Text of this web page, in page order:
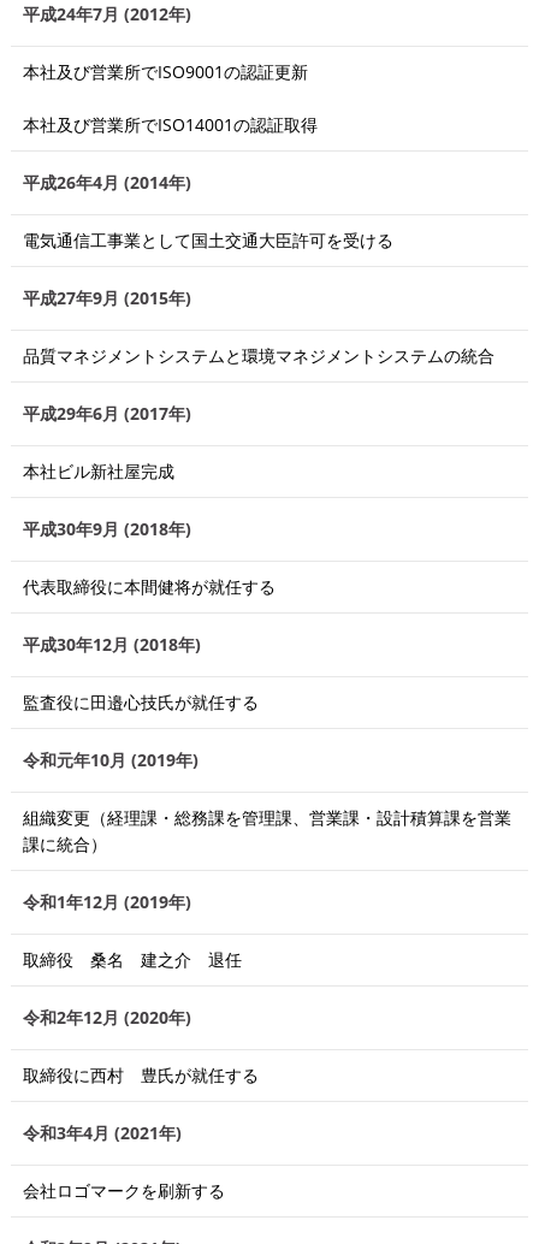
平成24年7月 (2012年)
本社及び営業所でISO9001の認証更新
本社及び営業所でISO14001の認証取得
平成26年4月 (2014年)
電気通信工事業として国土交通大臣許可を受ける
平成27年9月 (2015年)
品質マネジメントシステムと環境マネジメントシステムの統合
平成29年6月 (2017年)
本社ビル新社屋完成
平成30年9月 (2018年)
代表取締役に本間健将が就任する
平成30年12月 (2018年)
監査役に田邉心技氏が就任する
令和元年10月 (2019年)
組織変更（経理課・総務課を管理課、営業課・設計積算課を営業
課に統合）
令和1年12月 (2019年)
取締役 桑名 建之介 退任
令和2年12月 (2020年)
取締役に西村 豊氏が就任する
令和3年4月 (2021年)
会社ロゴマークを刷新する